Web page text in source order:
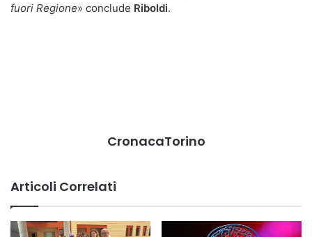
fuori Regione» conclude Riboldi.
CronacaTorino
Articoli Correlati